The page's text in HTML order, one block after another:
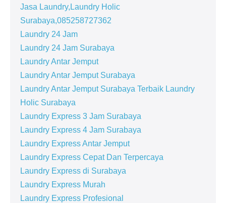
Jasa Laundry,Laundry Holic
Surabaya,085258727362
Laundry 24 Jam
Laundry 24 Jam Surabaya
Laundry Antar Jemput
Laundry Antar Jemput Surabaya
Laundry Antar Jemput Surabaya Terbaik Laundry
Holic Surabaya
Laundry Express 3 Jam Surabaya
Laundry Express 4 Jam Surabaya
Laundry Express Antar Jemput
Laundry Express Cepat Dan Terpercaya
Laundry Express di Surabaya
Laundry Express Murah
Laundry Express Profesional